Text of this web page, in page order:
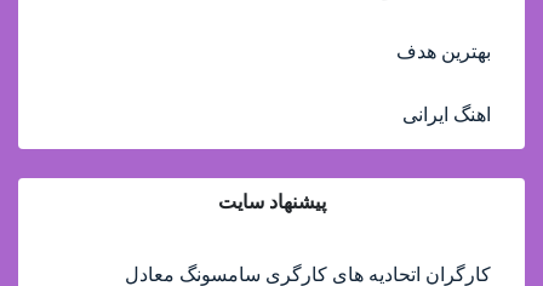
بهترین هدف
اهنگ ایرانی
پیشنهاد سایت
کارگران اتحادیه های کارگری سامسونگ معادل